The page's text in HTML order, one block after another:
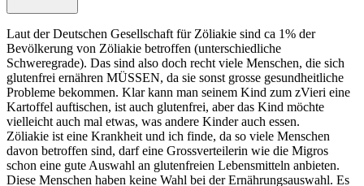
Laut der Deutschen Gesellschaft für Zöliakie sind ca 1% der
Bevölkerung von Zöliakie betroffen (unterschiedliche
Schweregrade). Das sind also doch recht viele Menschen, die sich
glutenfrei ernähren MÜSSEN, da sie sonst grosse gesundheitliche
Probleme bekommen. Klar kann man seinem Kind zum zVieri eine
Kartoffel auftischen, ist auch glutenfrei, aber das Kind möchte
vielleicht auch mal etwas, was andere Kinder auch essen.
Zöliakie ist eine Krankheit und ich finde, da so viele Menschen
davon betroffen sind, darf eine Grossverteilerin wie die Migros
schon eine gute Auswahl an glutenfreien Lebensmitteln anbieten.
Diese Menschen haben keine Wahl bei der Ernährungsauswahl. Es